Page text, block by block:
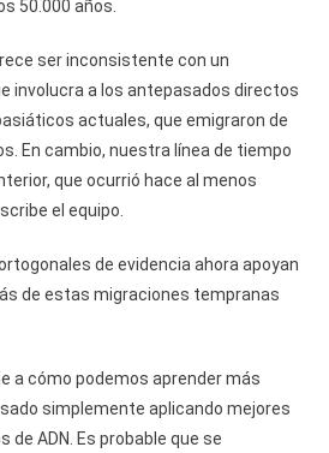
50.000 años.
ser inconsistente con un
involucra a los antepasados ​​directos
actuales, que emigraron de
En cambio, nuestra línea de tiempo
que ocurrió hace al menos
el equipo.
de evidencia ahora apoyan
de estas migraciones tempranas
a cómo podemos aprender más
simplemente aplicando mejores
ADN. Es probable que se